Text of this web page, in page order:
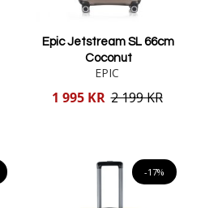
Epic Jetstream SL 66cm
Coconut
EPIC
Reducerat
1 995 KR 2 199 KR
-17%